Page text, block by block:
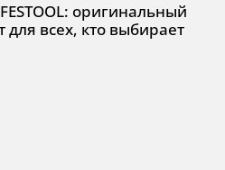
оригинальный
всех, кто выбирает